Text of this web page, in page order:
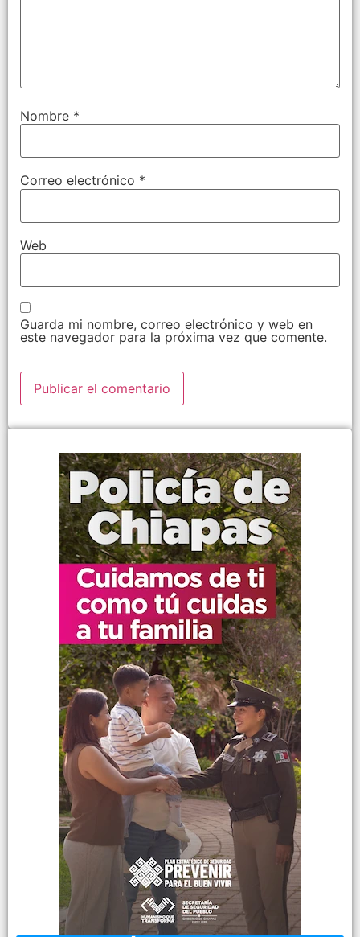
Nombre *
Correo electrónico *
Web
Guarda mi nombre, correo electrónico y web en
este navegador para la próxima vez que comente.